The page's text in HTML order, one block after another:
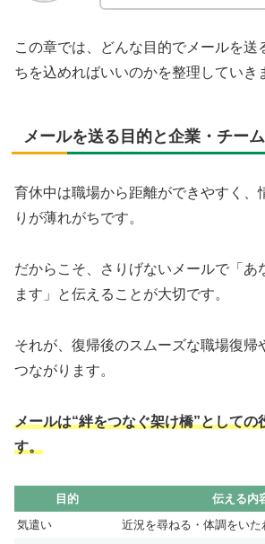
この章では、どんな目的でメールを送
ちを込めればいいのかを整理していき
メールを送る目的と企業・チー
育休中は職場から距離ができやすく、
りが薄れがちです。
だからこそ、さりげないメールで「あ
ます」と伝えることが大切です。
それが、復帰後のスムーズな職場復帰
つながります。
メールは“絆をつなぐ架け橋”としての
す。
目的
伝える内
気遣い
近況を尋ねる・体調をいた